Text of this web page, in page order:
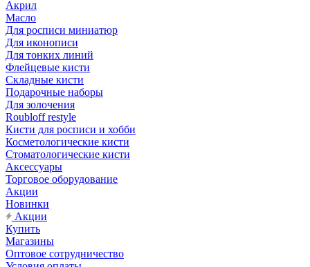
Акрил
Масло
Для росписи миниатюр
Для иконописи
Для тонких линий
Флейцевые кисти
Складные кисти
Подарочные наборы
Для золочения
Roubloff restyle
Кисти для росписи и хобби
Косметологические кисти
Стоматологические кисти
Аксессуары
Торговое оборудование
Акции
Новинки
Акции
Купить
Магазины
Оптовое сотрудничество